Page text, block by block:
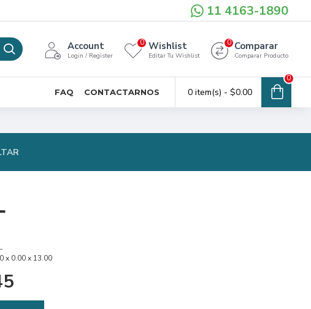
11 4163-1890
Account
Login / Register
Wishlist
Editar Tu Wishlist
0 Comparar
Comparar Producto
0
FAQ CONTACTARNOS 0 item(s) - $0.00
0
x 0.00 x 13.00